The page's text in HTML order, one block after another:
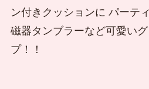
ン付きクッションに パーテ
磁器タンブラーなど可愛い
プ！！